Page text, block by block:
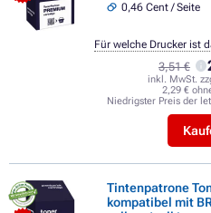
0,46 Cent / Seite
3,51 €
inkl. MwSt.
2,29 €
Niedrigster Preis der
Für welche Drucker ist
Tintenpatrone
kompatibel mit